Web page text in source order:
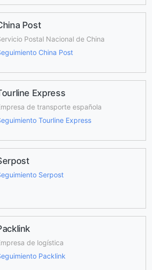
Post
Postal Nacional de China
China Post
Express
de transporte española
Tourline Express
Serpost
de logística
Packlink